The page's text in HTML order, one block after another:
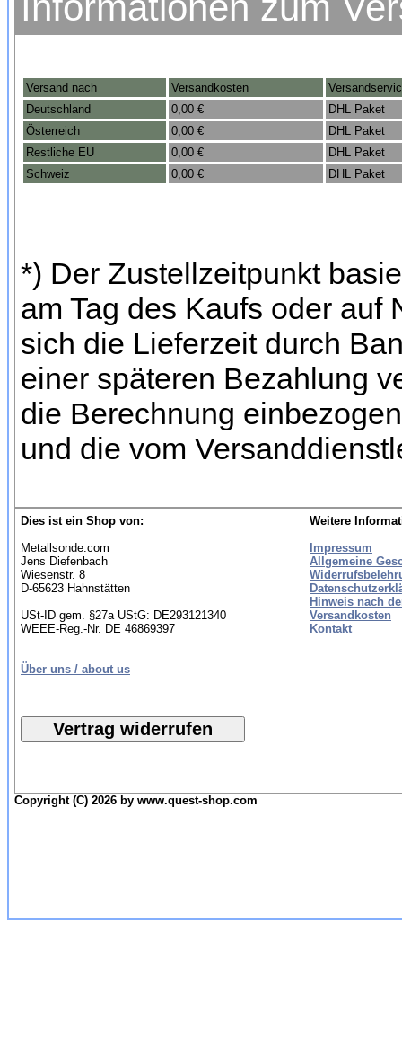
Versand nach Versandkosten
Deutschland
0,00 €
DHL Paket
Österreich
0,00 €
DHL Paket
Restliche EU
0,00 €
DHL Paket
Schweiz
0,00 € DHL Paket
*) Der Zustellzeitpunkt
am Tag des Kaufs oder
sich die Lieferzeit durch
einer späteren Bezahlung
die Berechnung
und die vom
Dies ist ein Shop von:
Metallsonde.com
Jens Diefenbach
Wiesenstr. 8
D-65623 Hahnstätten
USt-ID gem. §27a UStG: DE293121340
WEEE-Reg.-Nr. DE 46869397
Über uns / about us
Weitere
Impressum
Allgemeine
Hinweis nach
Versandkosten
Kontakt
Copyright (C) 2026 by www.quest-shop.com